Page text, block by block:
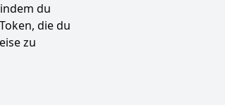
du
die du
zu